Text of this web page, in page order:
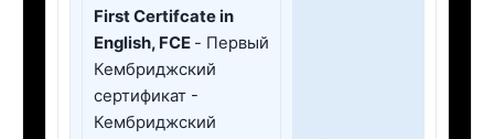
First Сertifcate in
English, FCE - Первый
Кембриджский
сертификат -
Кембриджский